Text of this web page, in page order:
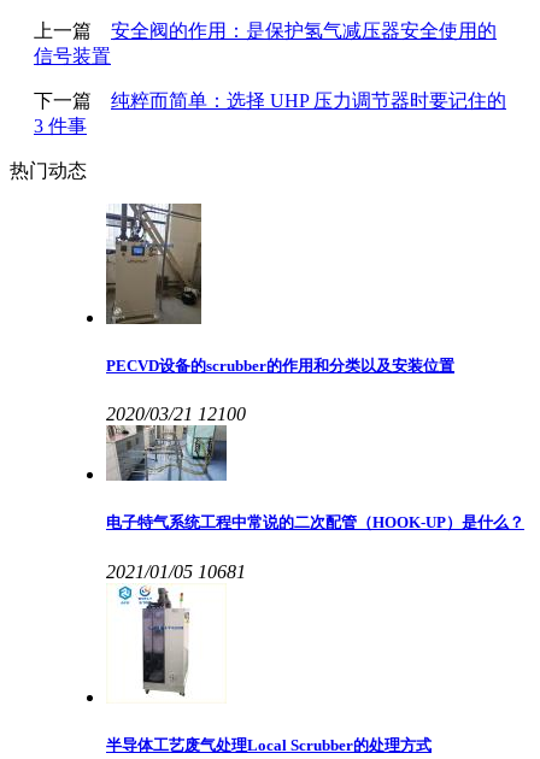
上一篇 安全阀的作用：是保护氢气减压器安全使用的
信号装置
下一篇 纯粹而简单：选择 UHP 压力调节器时要记住的
3 件事
热门动态
PECVD设备的scrubber的作用和分类以及安装位置
2020/03/21 12100
电子特气系统工程中常说的二次配管（HOOK-UP）是什么？
2021/01/05 10681
半导体工艺废气处理Local Scrubber的处理方式